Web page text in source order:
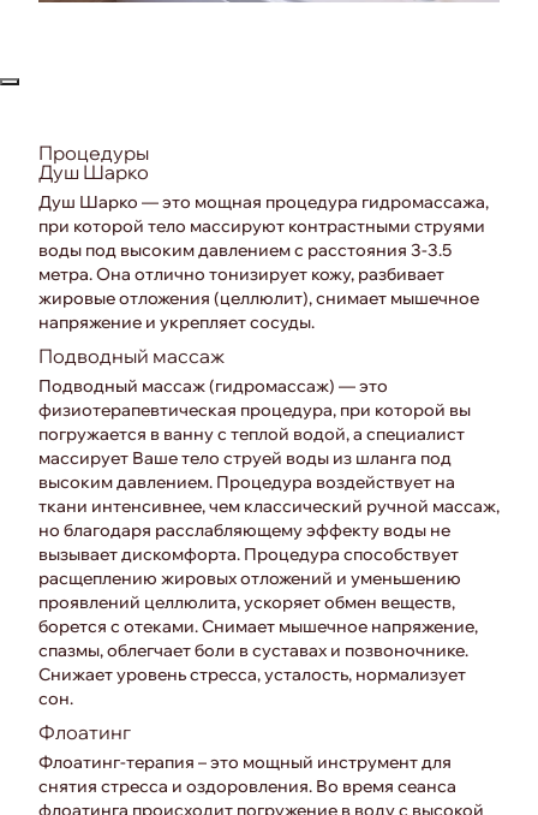
Закрыть попап
Процедуры
Душ Шарко
Душ Шарко — это мощная процедура гидромассажа,
при которой тело массируют контрастными струями
воды под высоким давлением с расстояния 3-3.5
метра. Она отлично тонизирует кожу, разбивает
жировые отложения (целлюлит), снимает мышечное
напряжение и укрепляет сосуды.
Подводный массаж
Подводный массаж (гидромассаж) — это
физиотерапевтическая процедура, при которой вы
погружается в ванну с теплой водой, а специалист
массирует Ваше тело струей воды из шланга под
высоким давлением. Процедура воздействует на
ткани интенсивнее, чем классический ручной массаж,
но благодаря расслабляющему эффекту воды не
вызывает дискомфорта. Процедура способствует
расщеплению жировых отложений и уменьшению
проявлений целлюлита, ускоряет обмен веществ,
борется с отеками. Снимает мышечное напряжение,
спазмы, облегчает боли в суставах и позвоночнике.
Снижает уровень стресса, усталость, нормализует
сон.
Флоатинг
Флоатинг-терапия – это мощный инструмент для
снятия стресса и оздоровления. Во время сеанса
флоатинга происходит погружение в воду с высокой